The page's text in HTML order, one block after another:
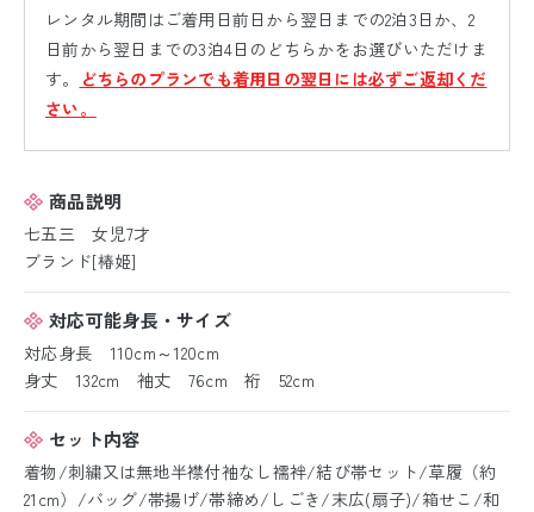
レンタル期間はご着用日前日から翌日までの2泊3日か、2
日前から翌日までの3泊4日のどちらかをお選びいただけま
す。
どちらのプランでも着用日の翌日には必ずご返却くだ
さい。
商品説明
七五三 女児7才
ブランド[椿姫]
対応可能身長・サイズ
対応身長 110cm～120cm
身丈 132cm 袖丈 76cm 裄 52cm
セット内容
着物/刺繍又は無地半襟付袖なし襦袢/結び帯セット/草履（約
21cm）/バッグ/帯揚げ/帯締め/しごき/末広(扇子)/箱せこ/和